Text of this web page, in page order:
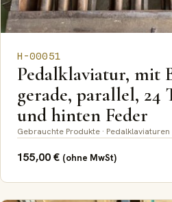
H-00051
Pedalklaviatur, mit
gerade, parallel, 24
und hinten Feder
Gebrauchte Produkte · Pedalklaviaturen
155,00€ (ohne MwSt)